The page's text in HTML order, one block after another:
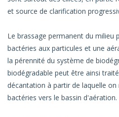
et source de clarification
Le brassage permanent du milieu
bactéries aux particules et une
la pérennité du système de
biodégradable peut être ainsi
décantation à partir de laquelle
bactéries vers le bassin d'aération.